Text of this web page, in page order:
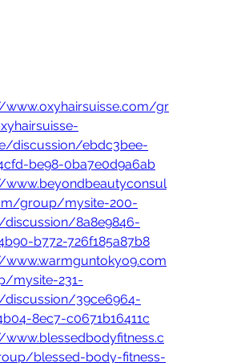
www.oxyhairsuisse.com/gr
discussion/ebdc3bee-
be98-0ba7e0d9a6ab
www.beyondbeautyconsul
group/mysite-200-
8a8e9846-
b772-726f185a87b8
www.warmguntokyo9.com
mysite-231-
39ce6964-
8ec7-c0671b16411c
www.blessedbodyfitness.c
blessed-body-fitness-